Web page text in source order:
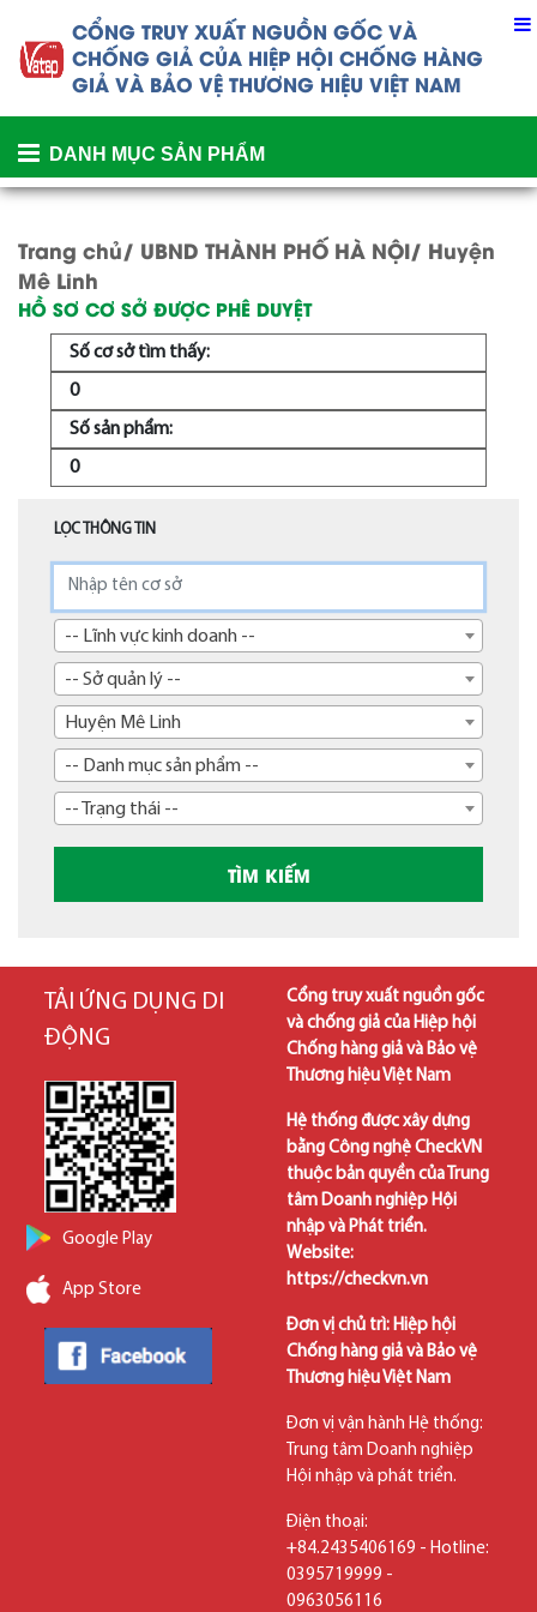
CỔNG TRUY XUẤT NGUỒN GỐC VÀ
CHỐNG GIẢ CỦA HIỆP HỘI CHỐNG HÀNG
GIẢ VÀ BẢO VỆ THƯƠNG HIỆU VIỆT NAM
DANH MỤC SẢN PHẨM
Trang chủ/ UBND THÀNH PHỐ HÀ NỘI/ Huyện
Mê Linh
HỒ SƠ CƠ SỞ ĐƯỢC PHÊ DUYỆT
Số cơ sở tìm thấy:
0
Số sản phẩm:
0
LỌC THÔNG TIN
-- Lĩnh vực kinh doanh --
-- Sở quản lý --
Huyện Mê Linh
-- Danh mục sản phẩm --
-- Trạng thái --
TẢI ỨNG DỤNG DI
ĐỘNG
Google Play
App Store
Cổng truy xuất nguồn gốc
và chống giả của Hiệp hội
Chống hàng giả và Bảo vệ
Thương hiệu Việt Nam
Hệ thống được xây dựng
bằng Công nghệ CheckVN
thuộc bản quyền của Trung
tâm Doanh nghiệp Hội
nhập và Phát triển.
Website:
https://checkvn.vn
Đơn vị chủ trì: Hiệp hội
Chống hàng giả và Bảo vệ
Thương hiệu Việt Nam
Đơn vị vận hành Hệ thống:
Trung tâm Doanh nghiệp
Hội nhập và phát triển.
Điện thoại:
+84.2435406169 - Hotline:
0395719999 -
0963056116